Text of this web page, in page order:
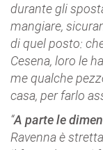
durante gli
mangiare,
di quel posto:
Cesena, loro le
me qualche
casa, per farlo
“A parte le
Ravenna è